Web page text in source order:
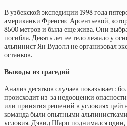
В узбекской экспедиции 1998 года
американки Френсис Арсентьевой,
8500 метров и была еще жива. Они
погибла. Девять лет ее тело лежало у
альпинист Ян Вудолл не организовал
останков.
Выводы из трагедий
Анализ десятков случаев показывает:
происходит из-за недооценки
или принятия решений в условиях
команда были опытными
условия. Дэвид Шарп поднимался один,